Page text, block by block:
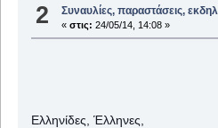
2 Συναυλίες, παραστάσεις,
«στις: 24/05/14, 14:08 »
Ελληνίδες, Έλληνες,